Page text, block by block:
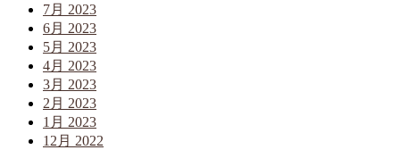
7月 2023
6月 2023
5月 2023
4月 2023
3月 2023
2月 2023
1月 2023
12月 2022